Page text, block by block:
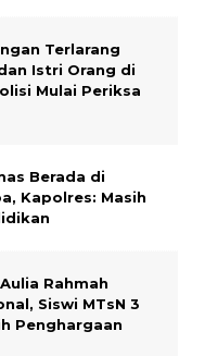
Terlarang
Istri Orang di
Mulai Periksa
Berada di
Kapolres: Masih
Rahmah
Siswi MTsN 3
Penghargaan